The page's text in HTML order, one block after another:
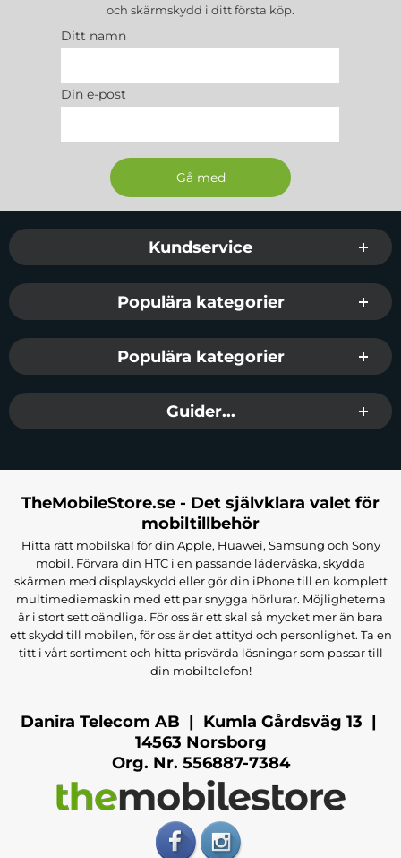
och skärmskydd i ditt första köp.
Ditt namn
Din e-post
Sidfot Blandad info och länkar
Kundservice
Populära kategorier
Populära kategorier
Guider...
TheMobileStore.se - Det självklara valet för
mobiltillbehör
Hitta rätt mobilskal för din Apple, Huawei, Samsung och Sony
mobil. Förvara din HTC i en passande läderväska, skydda
skärmen med displayskydd eller gör din iPhone till en komplett
multimediemaskin med ett par snygga hörlurar. Möjligheterna
är i stort sett oändliga. För oss är ett skal så mycket mer än bara
ett skydd till mobilen, för oss är det attityd och personlighet. Ta en
titt i vårt sortiment och hitta prisvärda lösningar som passar till
din mobiltelefon!
Danira Telecom AB | Kumla Gårdsväg 13 |
14563 Norsborg
Org. Nr. 556887-7384